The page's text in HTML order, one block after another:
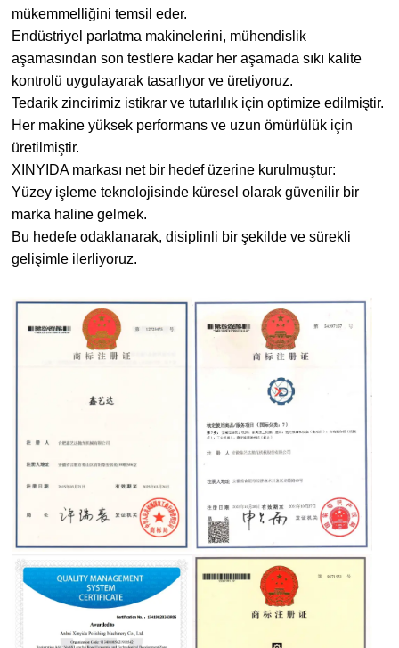
mükemmelliğini temsil eder.
Endüstriyel parlatma makinelerini, mühendislik
aşamasından son testlere kadar her aşamada sıkı kalite
kontrolü uygulayarak tasarlıyor ve üretiyoruz.
Tedarik zincirimiz istikrar ve tutarlılık için optimize edilmiştir.
Her makine yüksek performans ve uzun ömürlülük için
üretilmiştir.
XINYIDA markası net bir hedef üzerine kurulmuştur:
Yüzey işleme teknolojisinde küresel olarak güvenilir bir
marka haline gelmek.
Bu hedefe odaklanarak, disiplinli bir şekilde ve sürekli
gelişimle ilerliyoruz.